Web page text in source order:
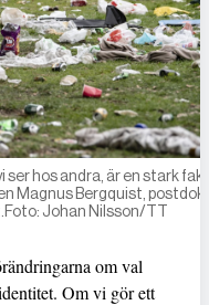
ser hos andra, är en stark
Magnus Bergquist,
Johan Nilsson/TT
om val
Om vi gör ett